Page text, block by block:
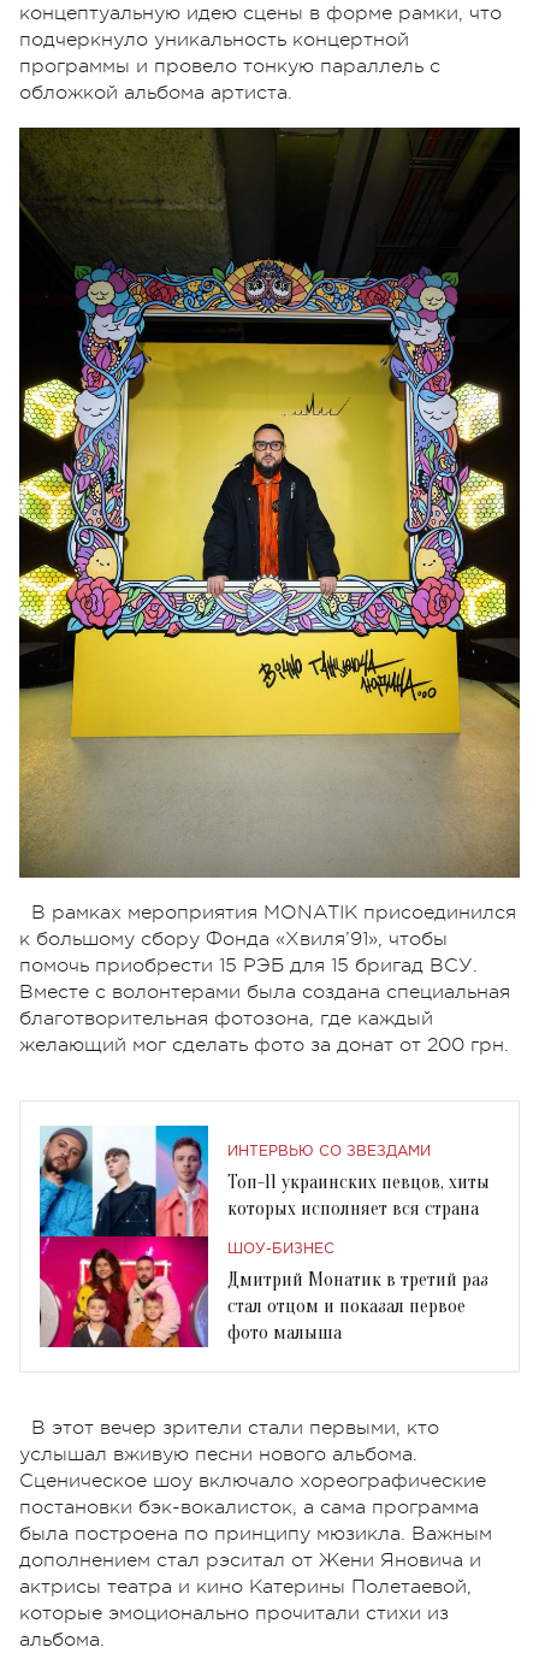
концептуальную идею сцены в форме рамки, что
подчеркнуло уникальность концертной
программы и провело тонкую параллель с
обложкой альбома артиста.
В рамках мероприятия MONATIK присоединился
к большому сбору Фонда «Хвиля’91», чтобы
помочь приобрести 15 РЭБ для 15 бригад ВСУ.
Вместе с волонтерами была создана специальная
благотворительная фотозона, где каждый
желающий мог сделать фото за донат от 200 грн.
ИНТЕРВЬЮ СО ЗВЕЗДАМИ
Топ-11 украинских певцов, хиты
которых исполняет вся страна
ШОУ-БИЗНЕС
Дмитрий Монатик в третий раз
стал отцом и показал первое
фото малыша
В этот вечер зрители стали первыми, кто
услышал вживую песни нового альбома.
Сценическое шоу включало хореографические
постановки бэк-вокалисток, а сама программа
была построена по принципу мюзикла. Важным
дополнением стал рэситал от Жени Яновича и
актрисы театра и кино Катерины Полетаевой,
которые эмоционально прочитали стихи из
альбома.